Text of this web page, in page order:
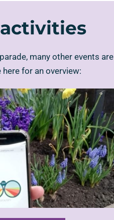
many other events are
here for an overview: